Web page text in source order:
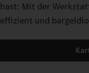
hast: Mit der
effizient und